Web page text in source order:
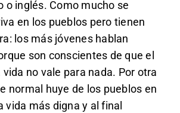
o inglés. Como mucho se
en los pueblos pero tienen
los más jóvenes hablan
son conscientes de que el
no vale para nada. Por otra
normal huye de los pueblos en
vida más digna y al final